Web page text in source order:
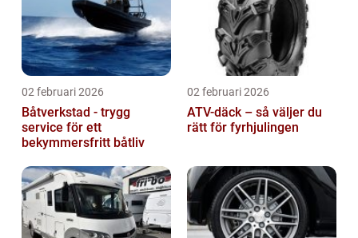
02 februari 2026
Båtverkstad - trygg
service för ett
bekymmersfritt båtliv
02 februari 2026
ATV-däck – så väljer du
rätt för fyrhjulingen